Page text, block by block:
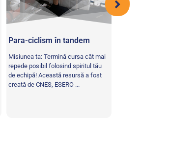
Para-ciclism în tandem
Misiunea ta: Termină cursa cât mai
repede posibil folosind spiritul tău
de echipă! Această resursă a fost
creată de CNES, ESERO ...
Venus este cea
planetă din